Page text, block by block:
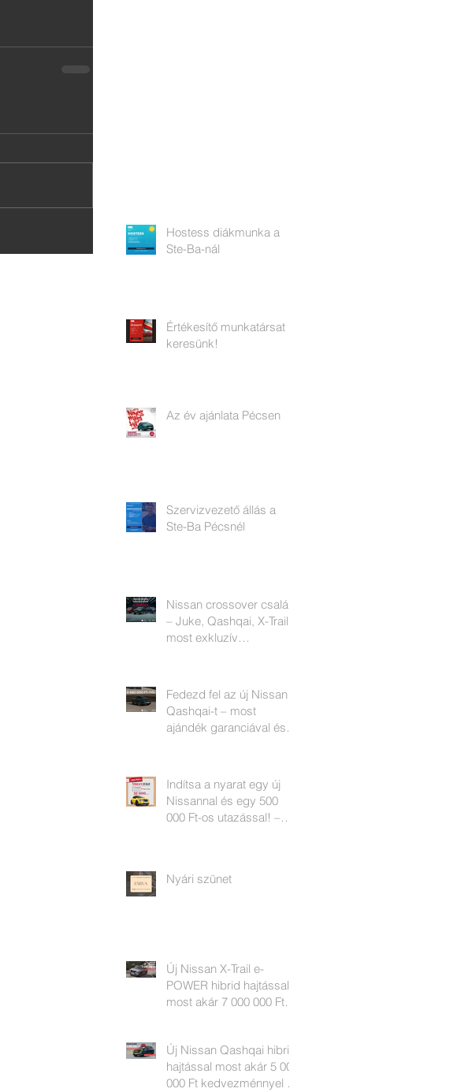
Hostess diákmunka a
Ste-Ba-nál
Értékesítő munkatársat
keresünk!
Az év ajánlata Pécsen
Szervizvezető állás a
Ste-Ba Pécsnél
Nissan crossover család
– Juke, Qashqai, X-Trail –
most exkluzív
Fedezd fel az új Nissan
Qashqai-t – most
ajándék garanciával és
Indítsa a nyarat egy új
Nissannal és egy 500
000 Ft-os utazással! –
Nyári szünet
Új Nissan X-Trail e-
POWER hibrid hajtással
most akár 7 000 000 Ft
Új Nissan Qashqai hibrid
hajtással most akár 5 000
000 Ft kedvezménnyel +